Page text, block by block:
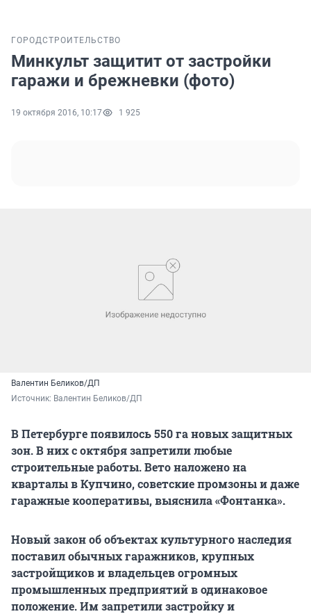
ГОРОДСТРОИТЕЛЬСТВО
Минкульт защитит от застройки
гаражи и брежневки (фото)
19 октября 2016, 10:17 1 925
Валентин Беликов/ДП
Источник: Валентин Беликов/ДП
В Петербурге появилось 550 га новых защитных
зон. В них с октября запретили любые
строительные работы. Вето наложено на
кварталы в Купчино, советские промзоны и даже
гаражные кооперативы, выяснила «Фонтанка».
Новый закон об объектах культурного наследия
поставил обычных гаражников, крупных
застройщиков и владельцев огромных
промышленных предприятий в одинаковое
положение. Им запретили застройку и